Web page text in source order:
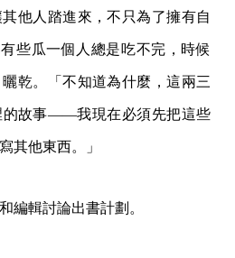
他人踏進來，不只為了擁有自
些瓜一個人總是吃不完，時候
乾。「不知道為什麼，這兩三
的故事——我現在必須先把這些
其他東西。」
編輯討論出書計劃。